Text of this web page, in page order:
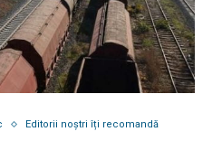
Editorii noștri îți recomandă